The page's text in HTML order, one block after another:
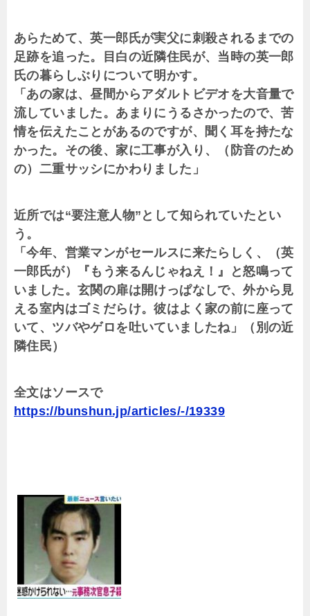
あらためて、英一郎氏が実父に刺殺されるまでの
足跡を追った。目白の近隣住民が、当時の英一郎
氏の暮らしぶりについて明かす。
「あの家は、昼間からアダルトビデオを大音量で
流していました。あまりにうるさかったので、苦
情を伝えたことがあるのですが、聞く耳を持たな
かった。その後、家に工事が入り、（防音のため
の）二重サッシにかわりました」
近所では“要注意人物”として知られていたとい
う。
「今年、営業マンがセールスに来たらしく、（英
一郎氏が）『もう来るんじゃねえ！』と怒鳴って
いました。玄関の扉は開けっぱなしで、外から見
える室内はゴミだらけ。彼はよく家の前に座って
いて、ツバやゲロを吐いていましたね」（別の近
隣住民）
全文はソースで
https://bunshun.jp/articles/-/19339